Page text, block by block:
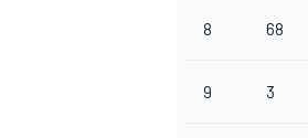
8 68
9 3